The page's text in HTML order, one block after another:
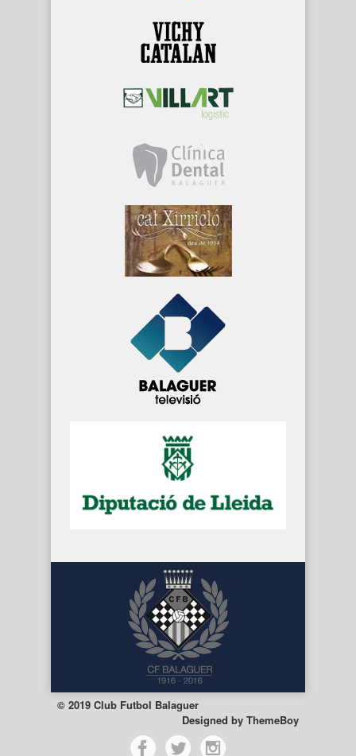
© 2019 Club Futbol Balaguer
Designed by ThemeBoy